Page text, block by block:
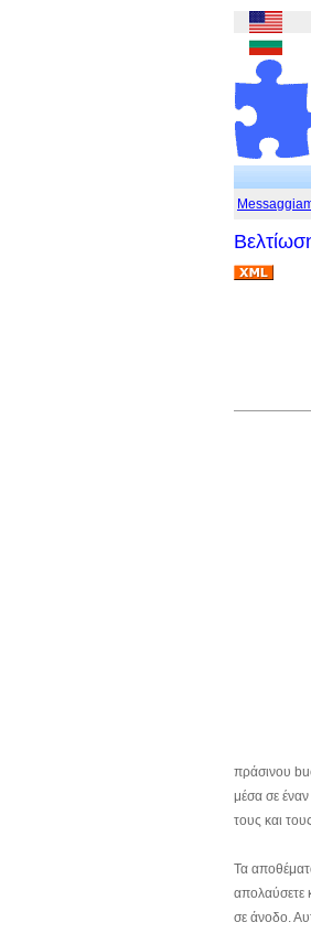
πράσινου
μέσα σε
τους και
Τα
απολαύσετε
σε άνοδο.